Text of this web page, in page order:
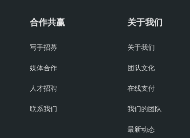
合作共赢
写手招募
媒体合作
人才招聘
联系我们
关于我们
关于我们
团队文化
在线支付
我们的团队
最新动态